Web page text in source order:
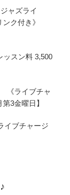
ャズライ
ンク付き》
スン料 3,500
ライブチャ
3金曜日】
ブチャージ